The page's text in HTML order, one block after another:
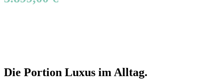
Die Portion Luxus im Alltag.